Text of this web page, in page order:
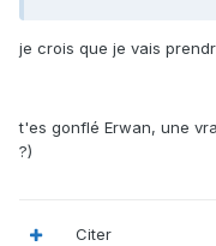
je crois que je vais
t'es gonflé Erwan, une
?)
Citer